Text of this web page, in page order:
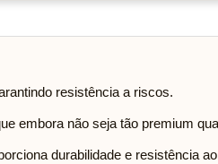
resistência a riscos.
embora não seja tão premium
durabilidade e resistência